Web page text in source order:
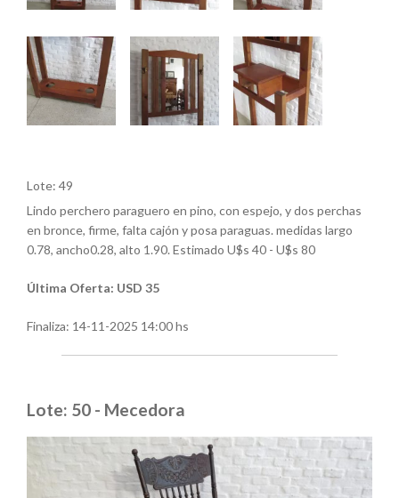
Lote: 49
Lindo perchero paraguero en pino, con espejo, y dos perchas
en bronce, firme, falta cajón y posa paraguas. medidas largo
0.78, ancho0.28, alto 1.90. Estimado U$s 40 - U$s 80
Última Oferta: USD 35
Finaliza: 14-11-2025 14:00 hs
Lote: 50 - Mecedora